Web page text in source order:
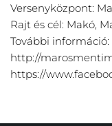
Versenyközpont:
Rajt és cél: Makó,
További információ:
http://
https://